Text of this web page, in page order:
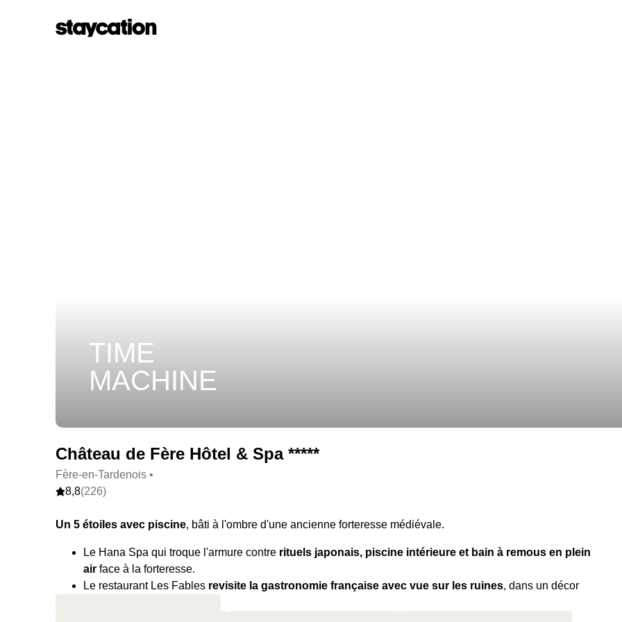
TIME
MACHINE
Château de Fère Hôtel & Spa *****
Fère-en-Tardenois •
8,8(226)
Un 5 étoiles avec piscine, bâti à l'ombre d'une ancienne forteresse médiévale.
Le Hana Spa qui troque l'armure contre rituels japonais, piscine intérieure et bain à remous en plein
air face à la forteresse.
Le restaurant Les Fables revisite la gastronomie française avec vue sur les ruines, dans un décor